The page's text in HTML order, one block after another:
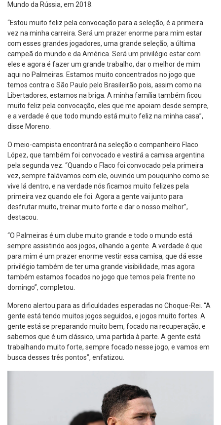
Mundo da Rússia, em 2018.
“Estou muito feliz pela convocação para a seleção, é a primeira
vez na minha carreira. Será um prazer enorme para mim estar
com esses grandes jogadores, uma grande seleção, a última
campeã do mundo e da América. Será um privilégio estar com
eles e agora é fazer um grande trabalho, dar o melhor de mim
aqui no Palmeiras. Estamos muito concentrados no jogo que
temos contra o São Paulo pelo Brasileirão pois, assim como na
Libertadores, estamos na briga. A minha família também ficou
muito feliz pela convocação, eles que me apoiam desde sempre,
e a verdade é que todo mundo está muito feliz na minha casa”,
disse Moreno.
O meio-campista encontrará na seleção o companheiro Flaco
López, que também foi convocado e vestirá a camisa argentina
pela segunda vez. “Quando o Flaco foi convocado pela primeira
vez, sempre falávamos com ele, ouvindo um pouquinho como se
vive lá dentro, e na verdade nós ficamos muito felizes pela
primeira vez quando ele foi. Agora a gente vai junto para
desfrutar muito, treinar muito forte e dar o nosso melhor”,
destacou.
“O Palmeiras é um clube muito grande e todo o mundo está
sempre assistindo aos jogos, olhando a gente. A verdade é que
para mim é um prazer enorme vestir essa camisa, que dá esse
privilégio também de ter uma grande visibilidade, mas agora
também estamos focados no jogo que temos pela frente no
domingo”, completou.
Moreno alertou para as dificuldades esperadas no Choque-Rei. “A
gente está tendo muitos jogos seguidos, e jogos muito fortes. A
gente está se preparando muito bem, focado na recuperação, e
sabemos que é um clássico, uma partida à parte. A gente está
trabalhando muito forte, sempre focado nesse jogo, e vamos em
busca desses três pontos”, enfatizou.